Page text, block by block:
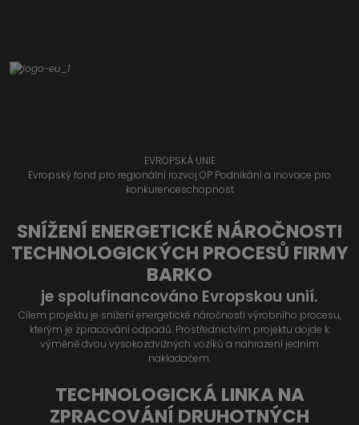
EVROPSKÁ UNIE
Evropský fond pro regionální rozvoj OP Podnikání a inovace pro
konkurenceschopnost
SNÍŽENÍ ENERGETICKÉ NÁROČNOSTI
TECHNOLOGICKÝCH PROCESŮ FIRMY
BARKO
je spolufinancováno Evropskou unií.
Cílem projektu je snížení energetické náročnosti výrobního procesu,
kterým je zpracování odpadů. Prostřednictvím projektu dojde k
výměně dvou vysokozdvižných vozíků a nahrazení jedním
nakladačem.
TECHNOLOGICKÁ LINKA NA
ZPRACOVÁNÍ DRUHOTNÝCH